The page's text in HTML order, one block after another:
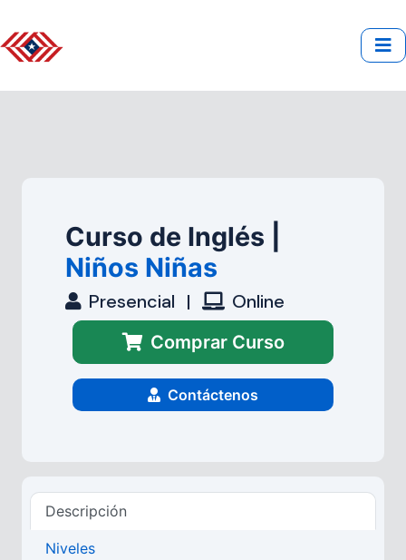
Curso de Inglés |
Niños Niñas
Presencial | Online
Comprar Curso
Contáctenos
Descripción
Niveles